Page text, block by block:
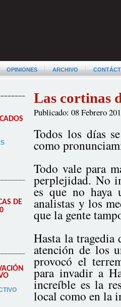
OPINIONES ARCHIVO
DE
Las cortinas
Publicado: 08 Febrero
Todos los días
como
Todo vale para
perplejidad. No
es que no haya
analistas y los
que la gente
Hasta la tragedia
atención de los
provocó el
para invadir a
increíble es la
local como en la